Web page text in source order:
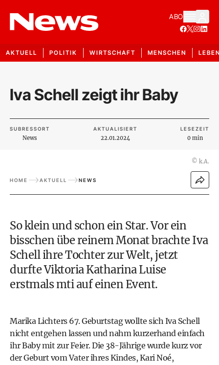
ABO
AKTUELL POLITIK WIRTSCHAFT MENSCHEN
Iva Schell zeigt ihr Baby
SUBRESSORT
News
AKTUALISIERT
22.01.2024
LESEZEIT
0 min
© k.A.
HOME AKTUELL NEWS
So klein und schon ein Star. Vor ein
bisschen übe reinem Monat brachte Iva
Schell ihre Tochter zur Welt, jetzt
durfte Viktoria Katharina Luise
erstmals mti auf einen Event.
Marika Lichters 67. Geburtstag wollte sich Iva Schell
nicht entgehen lassen und nahm kurzerhand einfach
ihr Baby mit zur Feier. Die 38-Jährige wurde kurz vor
der Geburt vom Vater ihres Kindes, Kari Noé,